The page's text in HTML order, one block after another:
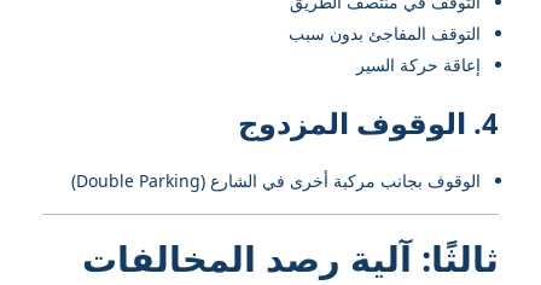
التوقف المفاجئ بدون سبب
إعاقة حركة السير
4. الوقوف المزدوج
الوقوف بجانب مركبة أخرى في الشارع (Double Parking)
ثالثًا: آلية رصد المخالفات